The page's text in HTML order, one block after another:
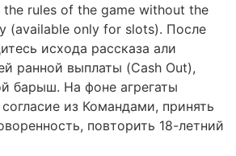
rules of the game without the
(available only for slots). После
исхода рассказа али
ранной выплаты (Cash Out),
барыш. На фоне агрегаты
из Командами, принять
повторить 18-летний